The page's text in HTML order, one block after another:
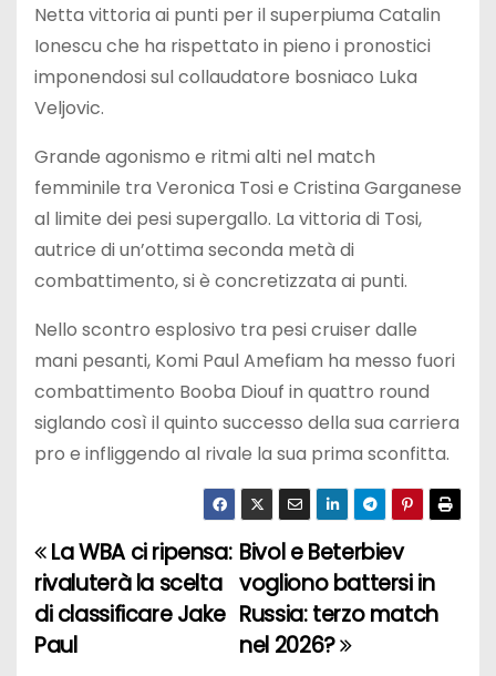
Netta vittoria ai punti per il superpiuma Catalin
Ionescu che ha rispettato in pieno i pronostici
imponendosi sul collaudatore bosniaco Luka
Veljovic.
Grande agonismo e ritmi alti nel match
femminile tra Veronica Tosi e Cristina Garganese
al limite dei pesi supergallo. La vittoria di Tosi,
autrice di un’ottima seconda metà di
combattimento, si è concretizzata ai punti.
Nello scontro esplosivo tra pesi cruiser dalle
mani pesanti, Komi Paul Amefiam ha messo fuori
combattimento Booba Diouf in quattro round
siglando così il quinto successo della sua carriera
pro e infliggendo al rivale la sua prima sconfitta.
N
a
v
Bivol e Beterbiev
vogliono battersi in
Russia: terzo match
nel 2026?
La WBA ci ripensa:
rivaluterà la scelta
di classificare Jake
Paul